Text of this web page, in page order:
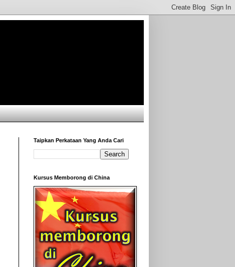
Taipkan Perkataan Yang Anda Cari
Kursus Memborong di China